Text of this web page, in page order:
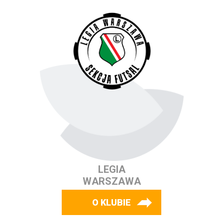
LEGIA
WARSZAWA
O KLUBIE